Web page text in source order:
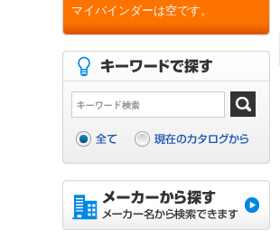
マイバインダーは空です。